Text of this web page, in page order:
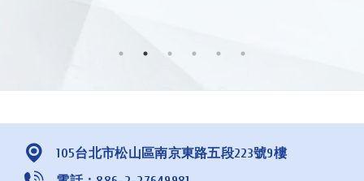
105台北市松山區南京東路五段223號9樓